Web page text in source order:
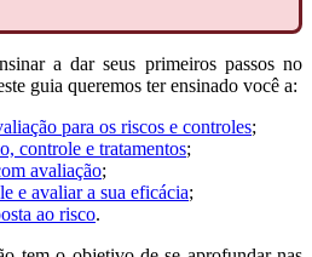
a dar seus primeiros passos no
guia queremos ter ensinado você a:
para os riscos e controles;
controle e tratamentos;
avaliação;
e avaliar a sua eficácia;
ao risco.